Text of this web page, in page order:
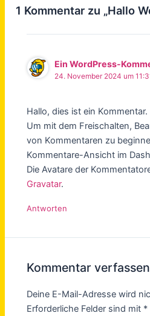
1 Kommentar zu „Hallo
Ein WordPress-
24. November 2024 um
Hallo, dies ist ein Kommentar.
Um mit dem Freischalten,
von Kommentaren zu
Kommentare-Ansicht im
Die Avatare der
Gravatar.
Antworten
Kommentar verfassen
Deine E-Mail-Adresse wird
Erforderliche Felder sind mit *